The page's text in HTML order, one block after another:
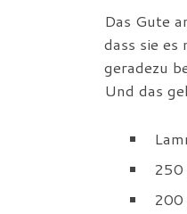
Das Gute
dass sie
geradezu
Und das
250
200